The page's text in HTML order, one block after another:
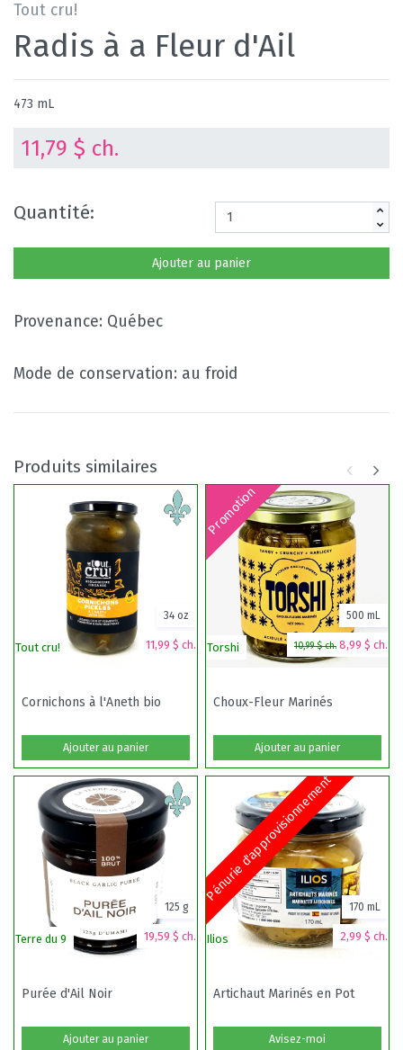
Tout cru!
Radis à a Fleur d'Ail
473 mL
11,79 $ ch.
Quantité:
Ajouter au panier
Provenance: Québec
Mode de conservation: au froid
Produits similaires
Tout cru! 11,99 $ ch.
34 oz
Cornichons à l'Aneth bio
Ajouter au panier
Promotion
Torshi 10,99 $ ch. 8,99 $ ch.
500 mL
Choux-Fleur Marinés
Ajouter au panier
Terre du 9 19,59 $ ch.
125 g
Purée d'Ail Noir
Ajouter au panier
Pénurie d'approvisionnement
Ilios 2,99 $ ch.
170 mL
Artichaut Marinés en Pot
Avisez-moi